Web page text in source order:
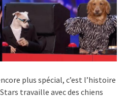
plus spécial, c’est l’histoire
travaille avec des chiens